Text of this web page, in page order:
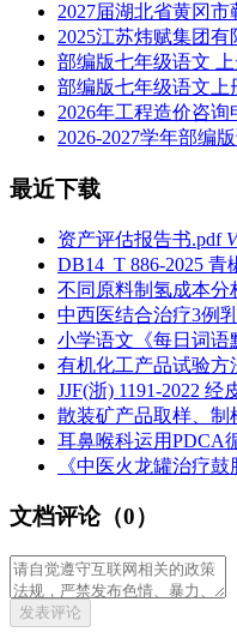
2027届湖北省黄冈
2025江苏炜赋集团
部编版七年级语文
部编版七年级语文上
2026年工程造价咨询
2026-2027学年部编
最近下载
资产评估报告书.pdf
DB14_T 886-2025
不同原料制氢成本分
中西医结合治疗3例
小学语文《每日词语
有机化工产品试验方
JJF(浙) 1191-2022
散装矿产品取样、制
耳鼻喉科运用PDCA
《中医火龙罐治疗
文档评论（0）
发表评论